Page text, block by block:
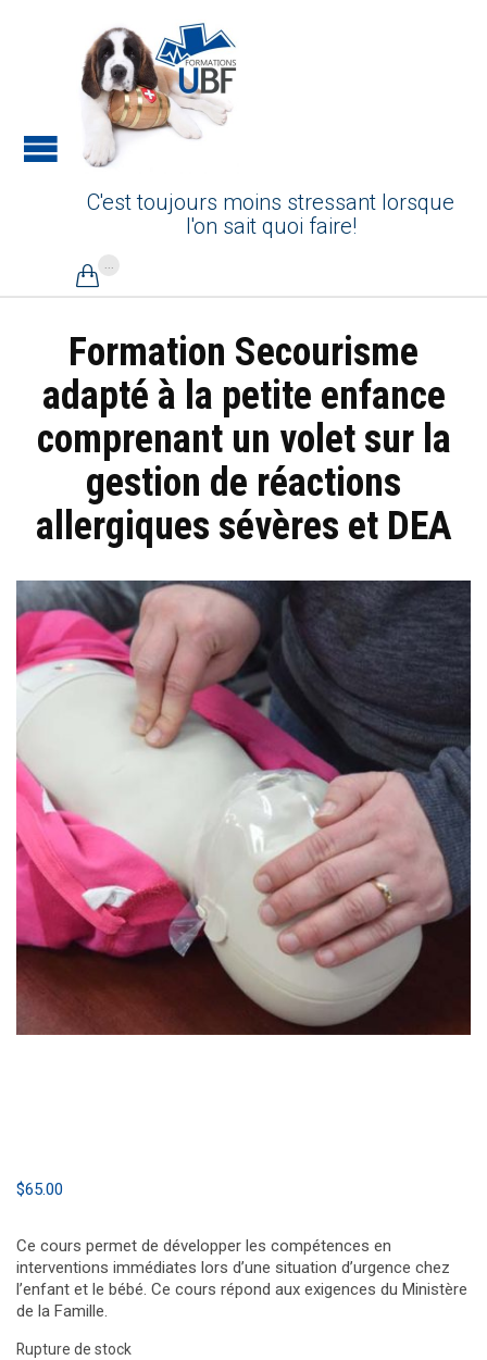
C'est toujours moins stressant lorsque
l'on sait quoi faire!

Formation Secourisme
adapté à la petite enfance
comprenant un volet sur la
gestion de réactions
allergiques sévères et DEA
$65.00
Ce cours permet de développer les compétences en
interventions immédiates lors d’une situation d’urgence chez
l’enfant et le bébé. Ce cours répond aux exigences du Ministère
de la Famille.
Rupture de stock